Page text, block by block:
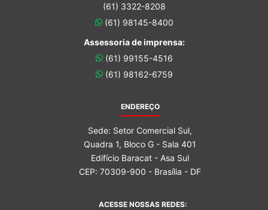
(61) 3322-8208
(61) 98145-8400
Assessoria de imprensa:
(61) 99155-4516
(61) 98162-6759
ENDEREÇO
Sede: Setor Comercial Sul,
Quadra 1, Bloco G - Sala 401
Edifício Baracat - Asa Sul
CEP: 70309-900 - Brasília - DF
ACESSE NOSSAS REDES: